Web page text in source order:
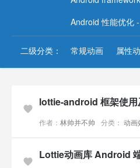
Android 性能优化
二级分类： 常规动画 属性
lottie-android 框架使用
作者： 林帅并不帅 分类： 动画
Lottie动画库 Android